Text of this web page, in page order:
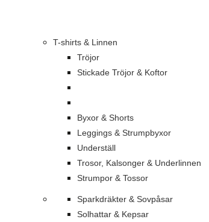
T-shirts & Linnen
Tröjor
Stickade Tröjor & Koftor
Byxor & Shorts
Leggings & Strumpbyxor
Underställ
Trosor, Kalsonger & Underlinnen
Strumpor & Tossor
Sparkdräkter & Sovpåsar
Solhattar & Kepsar